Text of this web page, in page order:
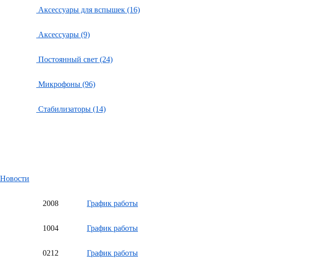
Аксессуары для вспышек (16)
Аксессуары (9)
Постоянный свет (24)
Микрофоны (96)
Стабилизаторы (14)
Новости
2008 График работы
1004 График работы
0212 График работы